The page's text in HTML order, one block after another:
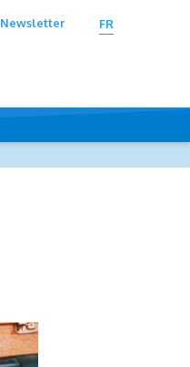
Newsletter FR